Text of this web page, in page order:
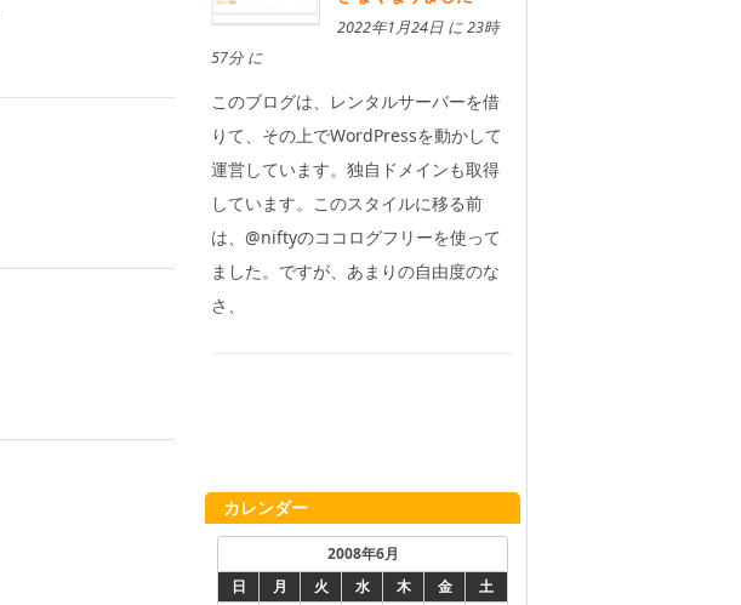
2022年1月24日 に 23時
57分 に
このブログは、レンタルサーバーを借
りて、その上でWordPressを動かして
運営しています。独自ドメインも取得
しています。このスタイルに移る前
は、@niftyのココログフリーを使って
ました。ですが、あまりの自由度のな
さ、
カレンダー
2008年6月
日
月 火 水 木 金
土